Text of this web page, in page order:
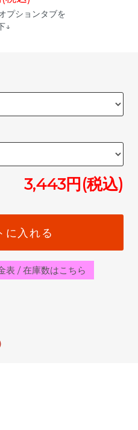
プションタブを
↓
3,443円(税込)
に入れる
表 / 在庫数はこちら